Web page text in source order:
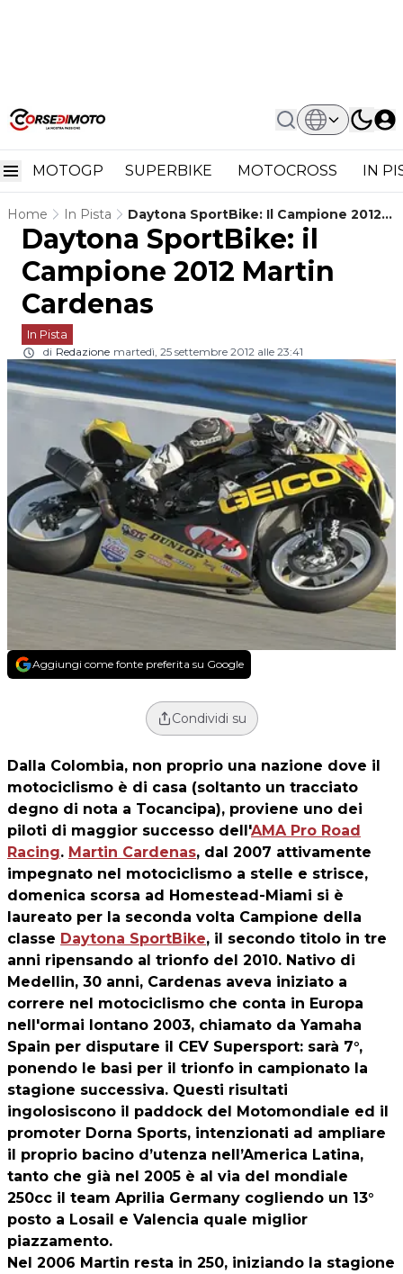
MOTOGP SUPERBIKE MOTOCROSS IN
Home In Pista
Daytona SportBike: Il Campione 2012
Martin Cardenas
Daytona SportBike: il
Campione 2012 Martin
Cardenas
In Pista
di Redazione martedì, 25 settembre 2012 alle 23:41
Aggiungi come fonte preferita su Google
Condividi su
Dalla Colombia, non proprio una nazione dove il
motociclismo è di casa (soltanto un tracciato
degno di nota a Tocancipa), proviene uno dei
piloti di maggior successo dell'AMA Pro Road
Racing. Martin Cardenas, dal 2007 attivamente
impegnato nel motociclismo a stelle e strisce,
domenica scorsa ad Homestead-Miami si è
laureato per la seconda volta Campione della
classe Daytona SportBike, il secondo titolo in tre
anni ripensando al trionfo del 2010. Nativo di
Medellin, 30 anni, Cardenas aveva iniziato a
correre nel motociclismo che conta in Europa
nell'ormai lontano 2003, chiamato da Yamaha
Spain per disputare il CEV Supersport: sarà 7°,
ponendo le basi per il trionfo in campionato la
stagione successiva. Questi risultati
ingolosiscono il paddock del Motomondiale ed il
promoter Dorna Sports, intenzionati ad ampliare
il proprio bacino d’utenza nell’America Latina,
tanto che già nel 2005 è al via del mondiale
250cc il team Aprilia Germany cogliendo un 13°
posto a Losail e Valencia quale miglior
piazzamento.
Nel 2006 Martin resta in 250, iniziando la stagione